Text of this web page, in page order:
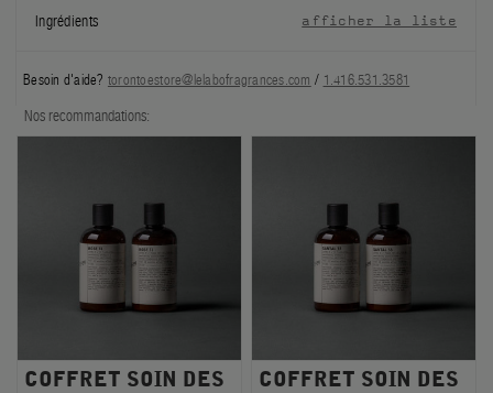
Compte
Ingrédients afficher la liste
Besoin d'aide? torontoestore@lelabofragrances.com / 1.416.531.3581
Nos recommandations:
COFFRET SOIN DES
COFFRET SOIN DES